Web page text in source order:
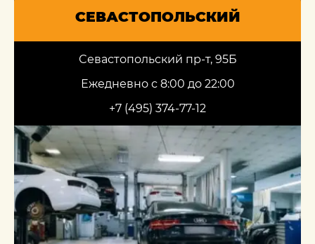
СЕВАСТОПОЛЬСКИЙ
Севастопольский пр-т, 95Б
Ежедневно с 8:00 до 22:00
+7 (495) 374-77-12